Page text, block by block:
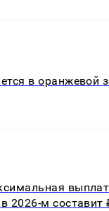
в оранжевой
2026-м составит